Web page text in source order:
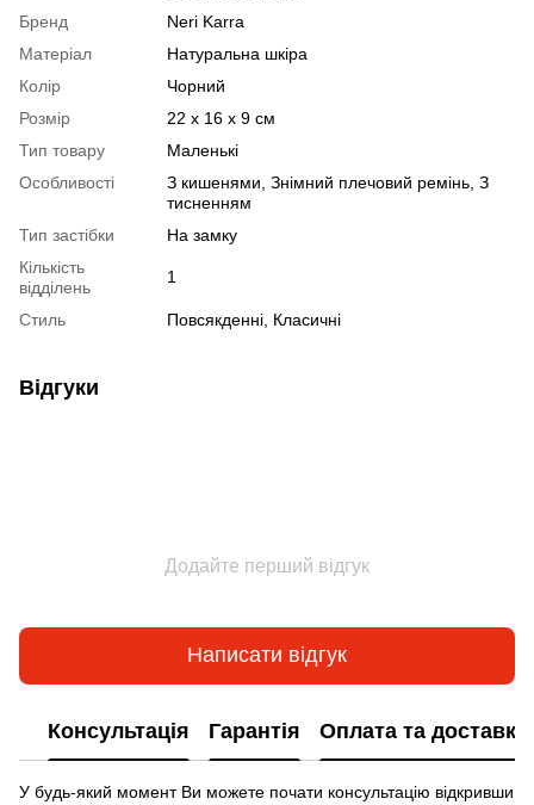
Бренд
Neri Karra
Матеріал
Натуральна шкіра
Колір
Чорний
Розмір
22 x 16 x 9 см
Тип товару
Маленькі
Особливості
З кишенями, Знімний плечовий ремінь, З
тисненням
Тип застібки
На замку
Кількість
відділень
1
Стиль Повсякденні, Класичні
Відгуки
Додайте перший відгук
Написати відгук
Консультація Гарантія Оплата та доставка
У будь-який момент Ви можете почати консультацію відкривши